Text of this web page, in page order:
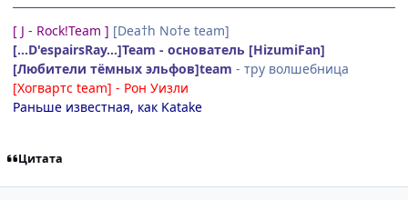
[ J - Rock!Team ] [Dea†h No†e team]
[...D'espairsRay...]Team - основатель [HizumiFan]
[Любители тёмных эльфов]team - тру волшебница
[Хогвартс team] - Рон Уизли
Раньше известная, как Katake
Цитата